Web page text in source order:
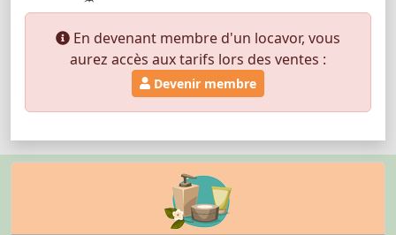
En devenant membre d'un locavor, vous
aurez accès aux tarifs lors des ventes :
Devenir membre